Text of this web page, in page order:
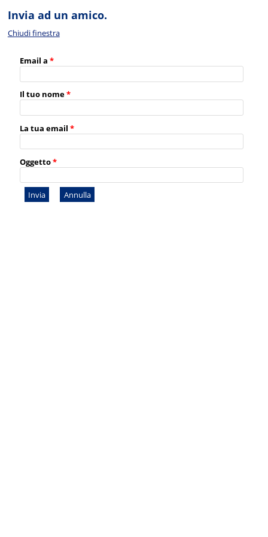
Invia ad un amico.
Chiudi finestra
Email a *
Il tuo nome*
La tua email *
Oggetto*
Invia Annulla